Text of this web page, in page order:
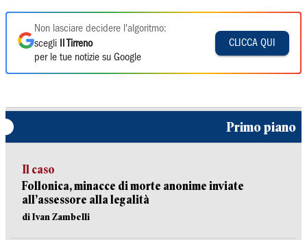
Non lasciare decidere l'algoritmo:
scegli
Il Tirreno
per le tue notizie su Google
CLICCA QUI
Primo piano
Il caso
Follonica, minacce di morte anonime inviate
all’assessore alla legalità
di Ivan Zambelli